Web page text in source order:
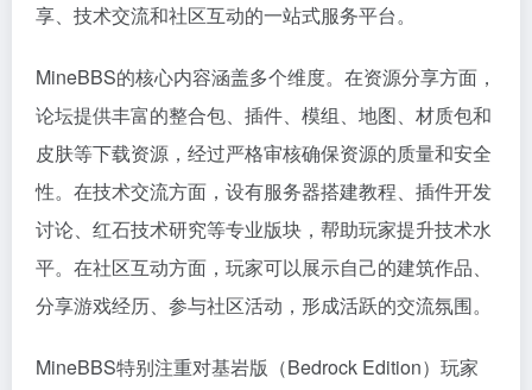
享、技术交流和社区互动的一站式服务平台。
MineBBS的核心内容涵盖多个维度。在资源分享方面，
论坛提供丰富的整合包、插件、模组、地图、材质包和
皮肤等下载资源，经过严格审核确保资源的质量和安全
性。在技术交流方面，设有服务器搭建教程、插件开发
讨论、红石技术研究等专业版块，帮助玩家提升技术水
平。在社区互动方面，玩家可以展示自己的建筑作品、
分享游戏经历、参与社区活动，形成活跃的交流氛围。
MineBBS特别注重对基岩版（Bedrock Edition）玩家